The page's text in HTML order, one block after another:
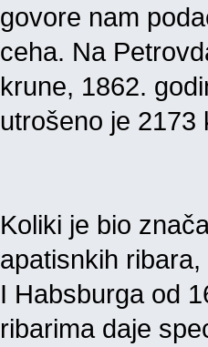
govore nam
ceha. Na
krune, 1862.
utrošeno je 2173
Koliki je bio
apatisnkih
I Habsburga od
ribarima daje